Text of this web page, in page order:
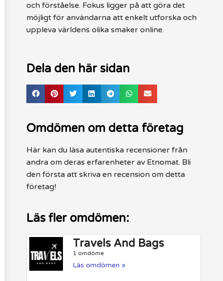
och förståelse. Fokus ligger på att göra det
möjligt för användarna att enkelt utforska och
uppleva världens olika smaker online.
Dela den här sidan
Omdömen om detta företag
Här kan du läsa autentiska recensioner från
andra om deras erfarenheter av Etnomat. Bli
den första att skriva en recension om detta
företag!
Läs fler omdömen:
Travels And Bags
1 omdöme
Läs omdömen »